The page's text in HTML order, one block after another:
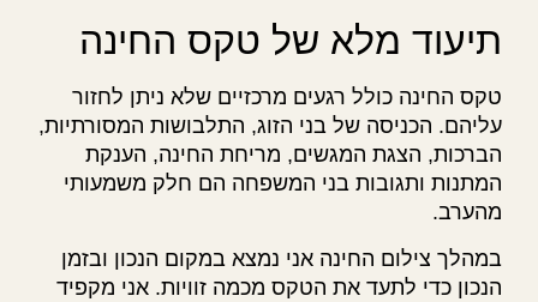
תיעוד מלא של טקס החינה
טקס החינה כולל רגעים מרכזיים שלא ניתן לחזור
עליהם. הכניסה של בני הזוג, התלבושות המסורתיות,
הברכות, הצגת המגשים, מריחת החינה, הענקת
המתנות ותגובות בני המשפחה הם חלק משמעותי
מהערב.
במהלך צילום החינה אני נמצא במקום הנכון ובזמן
הנכון כדי לתעד את הטקס מכמה זוויות. אני מקפיד